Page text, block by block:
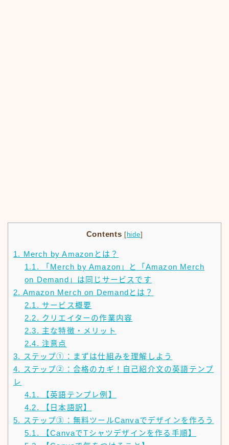
Contents [ hide]
1.
Merch by Amazonとは？
1.1.
「Merch by Amazon」と「Amazon Merch
on Demand」は同じサービスです
2. Amazon Merch on Demandとは？
2.1. サービス概要
2.2. クリエイターの作業内容
2.3. 主な特徴・メリット
2.4. 注意点
3. ステップ①：まずは仕組みを理解しよう
4. ステップ②：合格のカギ！自己紹介文の英語テンプ
レ
4.1.
【英語テンプレ例】
4.2.
【日本語訳】
5. ステップ③：無料ツールCanvaでデザインを作ろう
5.1.
【CanvaでTシャツデザインを作る手順】